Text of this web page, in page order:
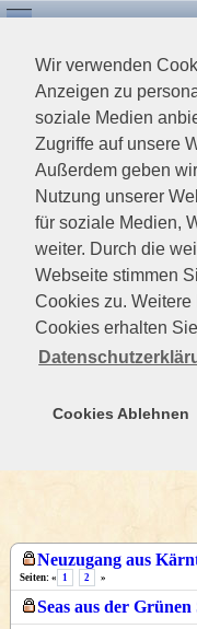
Wir verwenden
Anzeigen zu
soziale Medien
Zugriffe auf unsere
Außerdem geben
Nutzung unserer
für soziale Medien,
weiter. Durch die
Webseite stimmen
Cookies zu. Weitere
Cookies erhalten
Cookies Ablehnen
Neuzugang aus
Seiten: « 1 2 »
Seas aus der